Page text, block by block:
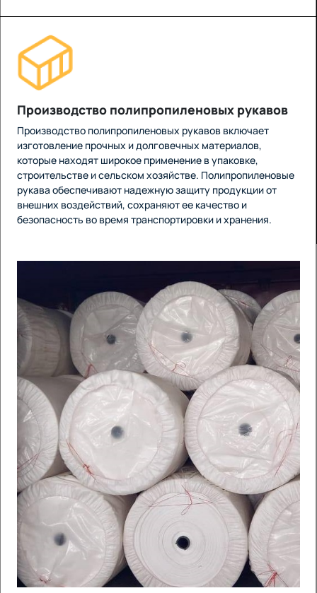
Производство полипропиленовых рукавов
Производство полипропиленовых рукавов включает
изготовление прочных и долговечных материалов,
которые находят широкое применение в упаковке,
строительстве и сельском хозяйстве. Полипропиленовые
рукава обеспечивают надежную защиту продукции от
внешних воздействий, сохраняют ее качество и
безопасность во время транспортировки и хранения.